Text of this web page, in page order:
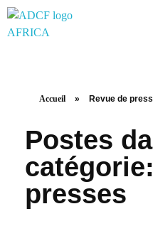
Accueil » Revue de
Postes
presses